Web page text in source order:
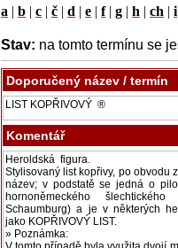
a | b | c | č | d | e | f| g | h | ch | i
Stav: na tomto termínu se
Doporučený název / termín
Komentář